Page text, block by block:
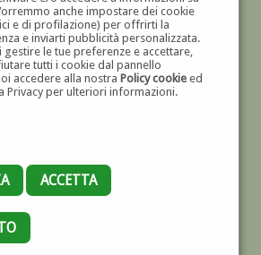
anche impostare dei cookie
e di profilazione) per offrirti la
e inviarti pubblicità personalizzata.
gestire le tue preferenze e accettare,
tutti i cookie dal pannello
accedere alla nostra Policy cookieed
Privacy per ulteriori informazioni.
ACCETTA